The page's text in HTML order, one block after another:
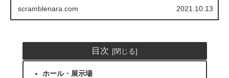
scramblenara.com 2021.10.13
目次
ホール・展示場